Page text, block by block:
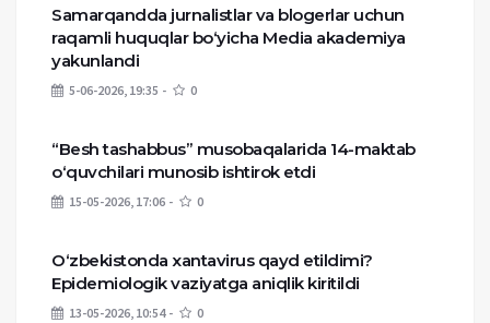
Samarqandda jurnalistlar va blogerlar uchun
raqamli huquqlar bo‘yicha Media akademiya
yakunlandi
5-06-2026, 19:35 0
“Besh tashabbus” musobaqalarida 14-maktab
o‘quvchilari munosib ishtirok etdi
15-05-2026, 17:06 0
O‘zbekistonda xantavirus qayd etildimi?
Epidemiologik vaziyatga aniqlik kiritildi
13-05-2026, 10:54 0